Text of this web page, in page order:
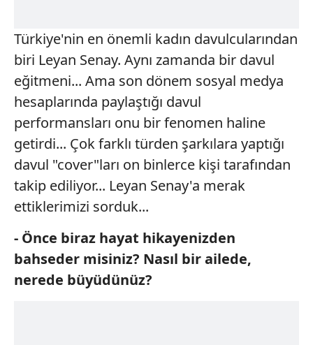
Türkiye'nin en önemli kadın davulcularından
biri Leyan Senay. Aynı zamanda bir davul
eğitmeni... Ama son dönem sosyal medya
hesaplarında paylaştığı davul
performansları onu bir fenomen haline
getirdi... Çok farklı türden şarkılara yaptığı
davul "cover"ları on binlerce kişi tarafından
takip ediliyor... Leyan Senay'a merak
ettiklerimizi sorduk...
- Önce biraz hayat hikayenizden
bahseder misiniz? Nasıl bir ailede,
nerede büyüdünüz?